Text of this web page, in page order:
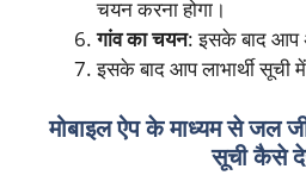
चयन करना होगा।
गांव का चयन: इसके बाद आप
इसके बाद आप लाभार्थी
मोबाइल ऐप के माध्यम से जल
सूची कैसे